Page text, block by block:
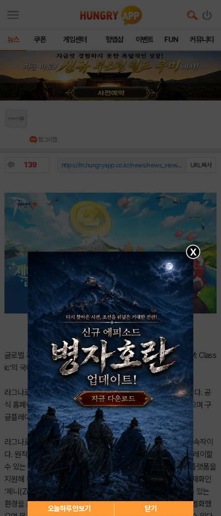
뉴스 쿠폰 게임센터 헝앱샵 이벤트 FUN 커뮤니티
헝그리앱
139 URL복사
https://m.hungryapp.co.kr/news/news_view.php?durl=YmNvZGU9b...
글로벌 게임 기업 그라비티가 15일부터 MMORPG ‘라그나로크M: Class
ic’의 국내 사전 예약을 시작했다.
라그나로크M: Classic 국내 사전 예약은 정식 론칭 전까지 진행한다. 공
식 홈페이지에서는 본인의 휴대폰 번호를 등록하면 신청할 수 있으며 구
글플레이와 애플 앱스토어에서도 참여 가능하다.
라그나로크M: Classic은 ‘라그나로크M: ETERNAL LOVE’의 후속작이
다. 원작의 클래식한 감성을 재현함과 동시에 부담 없이 가볍게 플레이할
수 있는 점이 특징이다. PC 클라이언트 버전을 도입하고 크로스 플랫폼을
지원해 유저들의 접근성과 편의를 강화했다. 게임 내에서는 기초 재화인
‘제니(Zeny)’ 중심의 경제를 통해 모험과 성장의 재미에 집중할 수 있는
환경을 조성했다. 노력에 비례하는 보상 체계로 기존 타이틀과 차별화했
X
오늘하루 안보기 닫기